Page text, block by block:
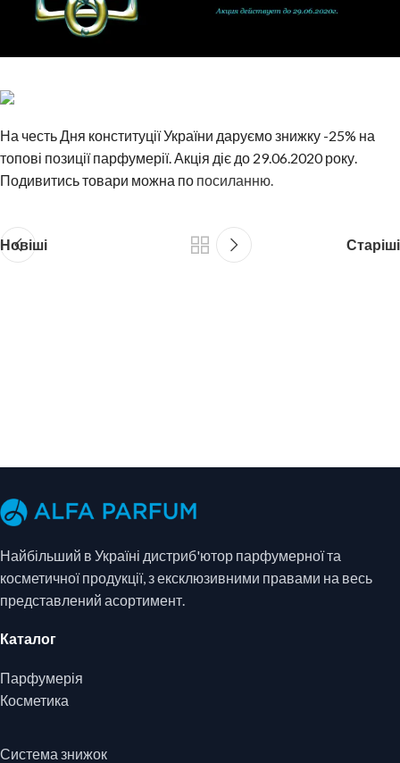
На честь Дня конституції України даруємо знижку -25% на
топові позиції парфумерії. Акція діє до 29.06.2020 року.
Подивитись товари можна по посиланню.
Новіші Старіші
Найбільший в Україні дистриб'ютор парфумерної та
косметичної продукції, з ексклюзивними правами на весь
представлений асортимент.
Каталог
Парфумерія
Косметика
Система знижок